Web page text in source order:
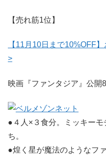
【売れ筋1位】
【11月10日まで10%OFF
>
映画『ファンタジア』公開
●４人×３食分。ミッキー
ち。
●煌く星が魔法のようなフ